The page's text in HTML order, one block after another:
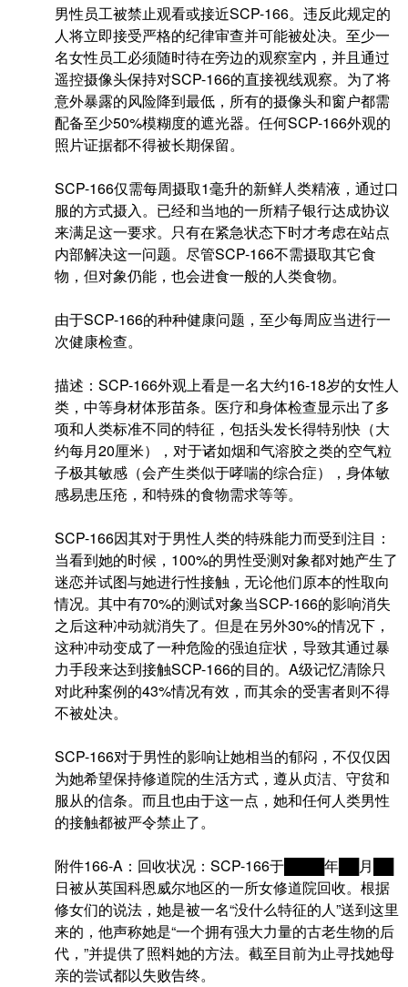
男性员工被禁止观看或接近SCP-166。违反此规定的
人将立即接受严格的纪律审查并可能被处决。至少一
名女性员工必须随时待在旁边的观察室内，并且通过
遥控摄像头保持对SCP-166的直接视线观察。为了将
意外暴露的风险降到最低，所有的摄像头和窗户都需
配备至少50%模糊度的遮光器。任何SCP-166外观的
照片证据都不得被长期保留。
SCP-166仅需每周摄取1毫升的新鲜人类精液，通过口
服的方式摄入。已经和当地的一所精子银行达成协议
来满足这一要求。只有在紧急状态下时才考虑在站点
内部解决这一问题。尽管SCP-166不需摄取其它食
物，但对象仍能，也会进食一般的人类食物。
由于SCP-166的种种健康问题，至少每周应当进行一
次健康检查。
描述：SCP-166外观上看是一名大约16-18岁的女性人
类，中等身材体形苗条。医疗和身体检查显示出了多
项和人类标准不同的特征，包括头发长得特别快（大
约每月20厘米），对于诸如烟和气溶胶之类的空气粒
子极其敏感（会产生类似于哮喘的综合症），身体敏
感易患压疮，和特殊的食物需求等等。
SCP-166因其对于男性人类的特殊能力而受到注目：
当看到她的时候，100%的男性受测对象都对她产生了
迷恋并试图与她进行性接触，无论他们原本的性取向
情况。其中有70%的测试对象当SCP-166的影响消失
之后这种冲动就消失了。但是在另外30%的情况下，
这种冲动变成了一种危险的强迫症状，导致其通过暴
力手段来达到接触SCP-166的目的。A级记忆清除只
对此种案例的43%情况有效，而其余的受害者则不得
不被处决。
SCP-166对于男性的影响让她相当的郁闷，不仅仅因
为她希望保持修道院的生活方式，遵从贞洁、守贫和
服从的信条。而且也由于这一点，她和任何人类男性
的接触都被严令禁止了。
附件166-A：回收状况：SCP-166于████年██月██
日被从英国科恩威尔地区的一所女修道院回收。根据
修女们的说法，她是被一名“没什么特征的人”送到这里
来的，他声称她是“一个拥有强大力量的古老生物的后
代，”并提供了照料她的方法。截至目前为止寻找她母
亲的尝试都以失败告终。